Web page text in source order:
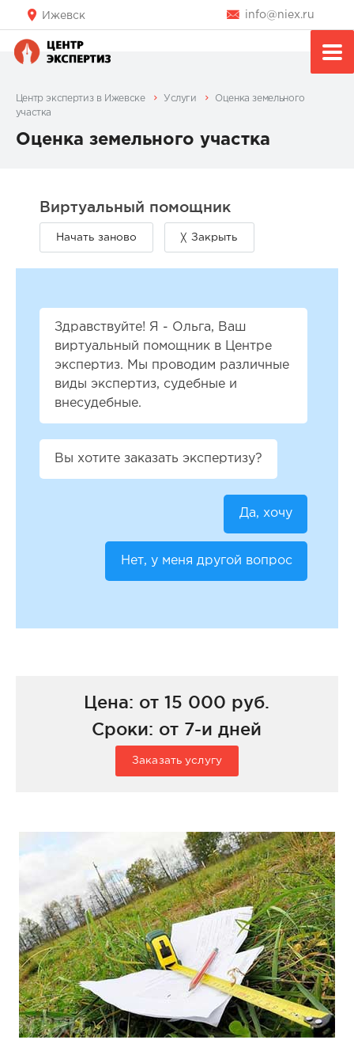
Ижевск info@niex.ru
Центр экспертиз в Ижевске Услуги
Оценка земельного
участка
Оценка земельного участка
Здравствуйте! Я - Ольга, Ваш
виртуальный помощник в Центре
экспертиз. Мы проводим различные
виды экспертиз, судебные и
внесудебные.
Вы хотите заказать экспертизу?
Да, хочу
Нет, у меня другой вопрос
Цена: от 15 000 руб.
Сроки: от 7-и дней
Заказать услугу